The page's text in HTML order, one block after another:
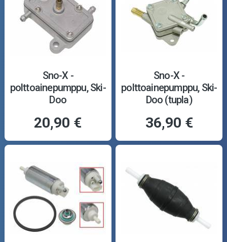
Sno-X -
polttoainepumppu, Ski-
Doo
20,90 €
Sno-X -
polttoainepumppu, Ski-
Doo (tupla)
36,90 €